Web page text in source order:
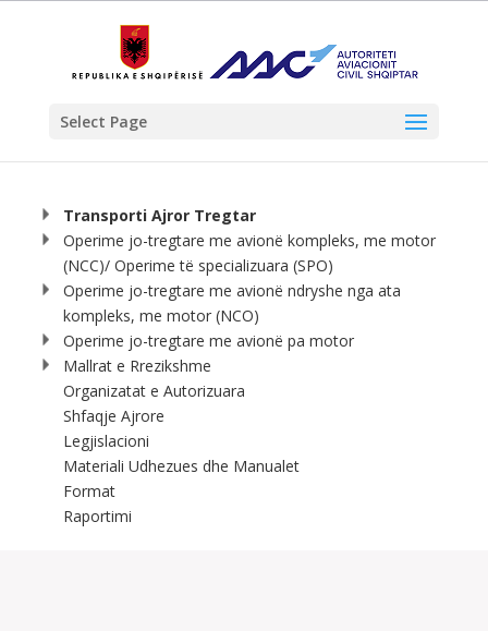
Select Page
Transporti Ajror Tregtar
Operime jo-tregtare me avionë kompleks, me motor
(NCC)/ Operime të specializuara (SPO)
Operime jo-tregtare me avionë ndryshe nga ata
kompleks, me motor (NCO)
Operime jo-tregtare me avionë pa motor
Mallrat e Rrezikshme
Organizatat e Autorizuara
Shfaqje Ajrore
Legjislacioni
Materiali Udhezues dhe Manualet
Format
Raportimi